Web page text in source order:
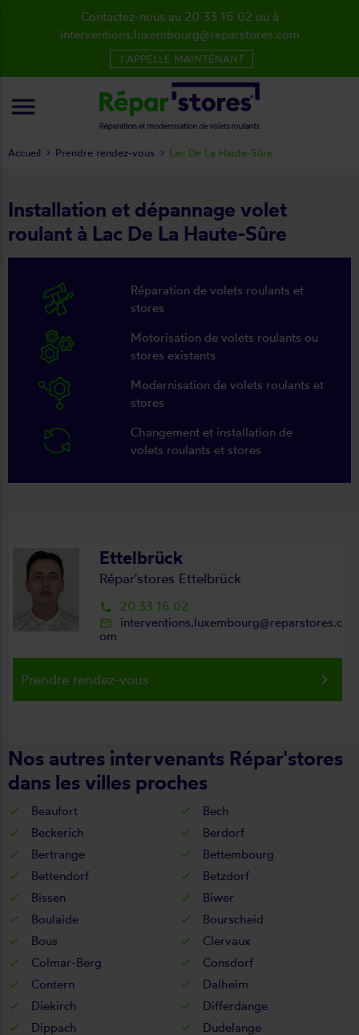
Installation et dépannage volet
roulant à Lac De La Haute-Sûre
Réparation de volets roulants et
stores
Motorisation de volets roulants ou
stores existants
Modernisation de volets roulants et
stores
Changement et installation de
volets roulants et stores
Ettelbrück
Répar'stores Ettelbrück
local_phone 20 33 16 02
mail_outline
interventions.luxembourg@reparstores.c
om
Prendre rendez-vous keyboard_arrow_right
Nos autres intervenants Répar'stores
dans les villes proches
Beaufort
Bech
Beckerich
Berdorf
Bertrange
Bettembourg
Bettendorf
Betzdorf
Bissen
Biwer
Boulaide
Bourscheid
Bous
Clervaux
Colmar-Berg
Consdorf
Contern
Dalheim
Diekirch
Differdange
Dippach
Dudelange
Accueil Prendre rendez-vous Lac De La Haute-Sûre
Contactez-nous au 20 33 16 02 ou à
interventions.luxembourg@reparstores.com
J´APPELLE MAINTENANT
menu